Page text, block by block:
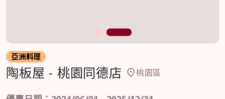
1 2
亞洲料理
陶板屋 - 桃園同德店 桃園區